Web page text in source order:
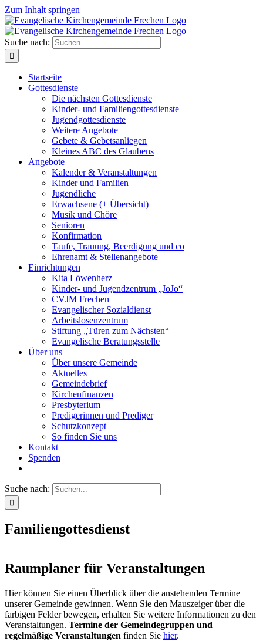
Zum Inhalt springen
Suche nach:
Startseite
Gottesdienste
Die nächsten Gottesdienste
Kinder- und Familiengottesdienste
Jugendgottesdienste
Weitere Angebote
Gebete & Gebetsanliegen
Kleines ABC des Glaubens
Angebote
Kalender & Veranstaltungen
Kinder und Familien
Jugendliche
Erwachsene (+ Übersicht)
Musik und Chöre
Senioren
Konfirmation
Taufe, Trauung, Beerdigung und co
Ehrenamt & Stellenangebote
Einrichtungen
Kita Löwenherz
Kinder- und Jugendzentrum „JoJo“
CVJM Frechen
Evangelischer Sozialdienst
Arbeitslosenzentrum
Stiftung „Türen zum Nächsten“
Evangelische Beratungsstelle
Über uns
Über unsere Gemeinde
Aktuelles
Gemeindebrief
Kirchenfinanzen
Presbyterium
Predigerinnen und Prediger
Schutzkonzept
So finden Sie uns
Kontakt
Spenden
Suche nach:
Familiengottesdienst
Raumplaner für Veranstaltungen
Hier können Sie einen Überblick über die anstehenden Termine
unserer Gemeinde gewinnen. Wenn Sie den Mauszeiger über die
farbigen Felder bewegen, erhalten Sie weitere Informationen zu den
Veranstaltungen. Termine der Gemeindegruppen und
regelmäßige Veranstaltungen finden Sie hier.